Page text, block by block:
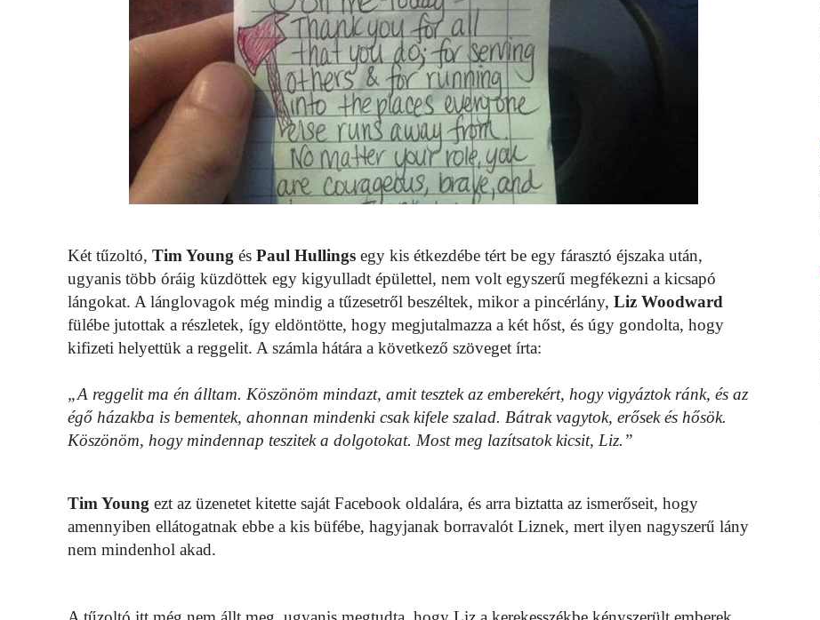
Két tűzoltó, Tim Young és Paul Hullings egy kis étkezdébe tért be egy fárasztó éjszaka után,
ugyanis több óráig küzdöttek egy kigyulladt épülettel, nem volt egyszerű megfékezni a kicsapó
lángokat. A lánglovagok még mindig a tűzesetről beszéltek, mikor a pincérlány, Liz Woodward
fülébe jutottak a részletek, így eldöntötte, hogy megjutalmazza a két hőst, és úgy gondolta, hogy
kifizeti helyettük a reggelit. A számla hátára a következő szöveget írta:
„A reggelit ma én álltam. Köszönöm mindazt, amit tesztek az emberekért, hogy vigyáztok ránk, és az
égő házakba is bementek, ahonnan mindenki csak kifele szalad. Bátrak vagytok, erősek és hősök.
Köszönöm, hogy mindennap teszitek a dolgotokat. Most meg lazítsatok kicsit, Liz.”
Tim Young ezt az üzenetet kitette saját Facebook oldalára, és arra biztatta az ismerőseit, hogy
amennyiben ellátogatnak ebbe a kis büfébe, hagyjanak borravalót Liznek, mert ilyen nagyszerű lány
nem mindenhol akad.